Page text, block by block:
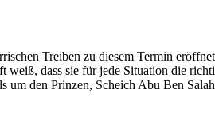
Treiben zu diesem Termin
dass sie für jede Situation die
den Prinzen, Scheich Abu Ben